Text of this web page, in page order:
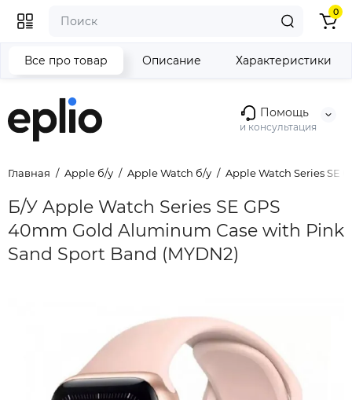
Помощь
и консультация
0
Главная Apple б/у Apple Watch б/у Apple Watch Series SE
Б/У Apple Watch Series SE GPS
40mm Gold Aluminum Case with Pink
Sand Sport Band (MYDN2)
Все про товар Описание Характеристики